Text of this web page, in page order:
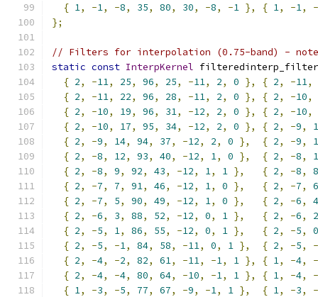
{ 1, -1, -8, 35, 80, 30, -8, -1 }, { 1, -1,
-
};
// Filters for interpolation (0.75-band) -
static const InterpKernel
{ 2, -11, 25, 96, 25, -11, 2, 0 }, { 2, -11,
{ 2, -11, 22, 96, 28, -11, 2, 0 }, { 2, -10,
{ 2, -10, 19, 96, 31, -12, 2, 0 }, { 2, -10,
{ 2, -10, 17, 95, 34, -12, 2, 0 }, { 2, -9,
{ 2, -9, 14, 94, 37, -12, 2, 0 }, { 2, -9,
{ 2, -8, 12, 93, 40, -12, 1, 0 }, { 2, -8,
{ 2, -8, 9, 92, 43, -12, 1, 1 }, { 2, -8,
8
{ 2, -7, 7, 91, 46, -12, 1, 0 }, { 2, -7,
6
{ 2, -7, 5, 90, 49, -12, 1, 0 }, { 2, -6,
4
{ 2, -6, 3, 88, 52, -12, 0, 1 }, { 2, -6,
2
{ 2, -5, 1, 86, 55, -12, 0, 1 }, { 2, -5,
0
{ 2, -5, -1, 84, 58, -11, 0, 1 }, { 2, -5,
-
{ 2, -4, -2, 82, 61, -11, -1, 1 }, { 1, -4,
-
{ 2, -4, -4, 80, 64, -10, -1, 1 }, { 1, -4,
-
{ 1, -3, -5, 77, 67, -9, -1, 1 }, { 1, -3,
-